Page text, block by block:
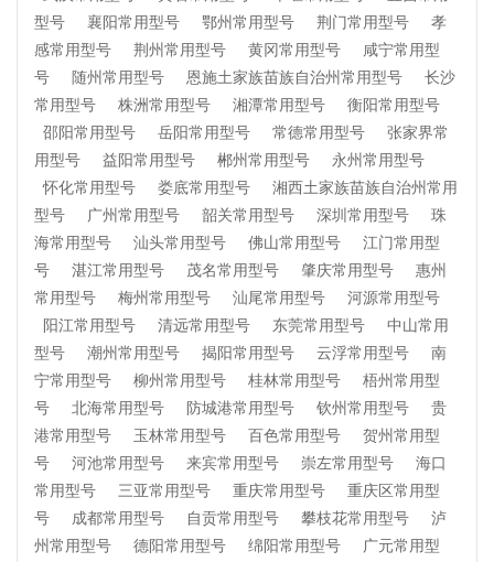
型号
襄阳常用型号 鄂州常用型号 荆门常用型号
孝
感常用型号
荆州常用型号 黄冈常用型号
咸宁常用型
号
随州常用型号 恩施土家族苗族自治州常用型号
长沙
常用型号
株洲常用型号 湘潭常用型号
衡阳常用型号
邵阳常用型号
岳阳常用型号 常德常用型号
张家界常
用型号
益阳常用型号 郴州常用型号
永州常用型号
怀化常用型号
娄底常用型号
湘西土家族苗族自治州常用
型号
广州常用型号 韶关常用型号 深圳常用型号
珠
海常用型号
汕头常用型号 佛山常用型号
江门常用型
号
湛江常用型号 茂名常用型号 肇庆常用型号
惠州
常用型号
梅州常用型号 汕尾常用型号
河源常用型号
阳江常用型号
清远常用型号 东莞常用型号
中山常用
型号
潮州常用型号 揭阳常用型号 云浮常用型号
南
宁常用型号
柳州常用型号 桂林常用型号
梧州常用型
号
北海常用型号 防城港常用型号 钦州常用型号
贵
港常用型号
玉林常用型号 百色常用型号
贺州常用型
号
河池常用型号 来宾常用型号 崇左常用型号
海口
常用型号
三亚常用型号 重庆常用型号
重庆区常用型
号
成都常用型号 自贡常用型号 攀枝花常用型号
泸
州常用型号
德阳常用型号 绵阳常用型号
广元常用型